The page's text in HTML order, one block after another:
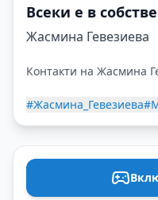
Всеки е в
Жасмина Гевезиева
Контакти на Жасмина
#Жасмина_Гевезиева